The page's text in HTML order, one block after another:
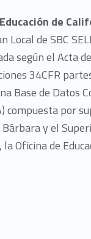
de
Local de SBC
según el Acta
34CFR
Base de Datos
compuesta por
y el
Oficina de